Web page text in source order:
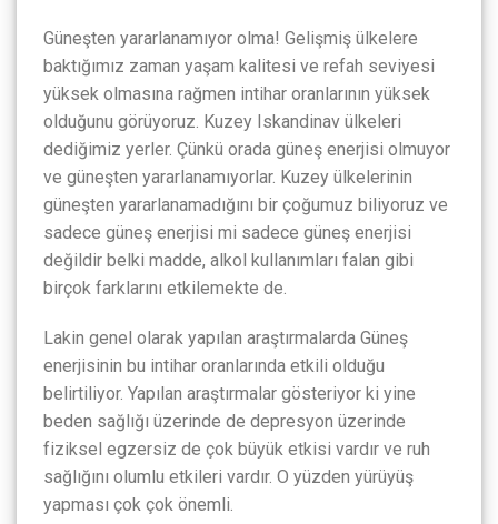
Güneşten yararlanamıyor olma! Gelişmiş ülkelere
baktığımız zaman yaşam kalitesi ve refah seviyesi
yüksek olmasına rağmen intihar oranlarının yüksek
olduğunu görüyoruz. Kuzey Iskandinav ülkeleri
dediğimiz yerler. Çünkü orada güneş enerjisi olmuyor
ve güneşten yararlanamıyorlar. Kuzey ülkelerinin
güneşten yararlanamadığını bir çoğumuz biliyoruz ve
sadece güneş enerjisi mi sadece güneş enerjisi
değildir belki madde, alkol kullanımları falan gibi
birçok farklarını etkilemekte de.
Lakin genel olarak yapılan araştırmalarda Güneş
enerjisinin bu intihar oranlarında etkili olduğu
belirtiliyor. Yapılan araştırmalar gösteriyor ki yine
beden sağlığı üzerinde de depresyon üzerinde
fiziksel egzersiz de çok büyük etkisi vardır ve ruh
sağlığını olumlu etkileri vardır. O yüzden yürüyüş
yapması çok çok önemli.